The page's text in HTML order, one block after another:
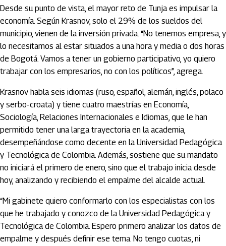
Desde su punto de vista, el mayor reto de Tunja es impulsar la
economía. Según Krasnov, solo el 29% de los sueldos del
municipio, vienen de la inversión privada. “No tenemos empresa, y
lo necesitamos al estar situados a una hora y media o dos horas
de Bogotá. Vamos a tener un gobierno participativo, yo quiero
trabajar con los empresarios, no con los políticos”, agrega.
Krasnov habla seis idiomas (ruso, español, alemán, inglés, polaco
y serbo-croata) y tiene cuatro maestrías en Economía,
Sociología, Relaciones Internacionales e Idiomas, que le han
permitido tener una larga trayectoria en la academia,
desempeñándose como decente en la Universidad Pedagógica
y Tecnológica de Colombia. Además, sostiene que su mandato
no iniciará el primero de enero, sino que el trabajo inicia desde
hoy, analizando y recibiendo el empalme del alcalde actual.
“Mi gabinete quiero conformarlo con los especialistas con los
que he trabajado y conozco de la Universidad Pedagógica y
Tecnológica de Colombia. Espero primero analizar los datos de
empalme y después definir ese tema. No tengo cuotas, ni